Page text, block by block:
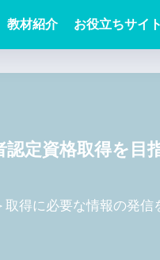
教材紹介 お役立ちサイト
定資格取得を目
得に必要な情報の発信